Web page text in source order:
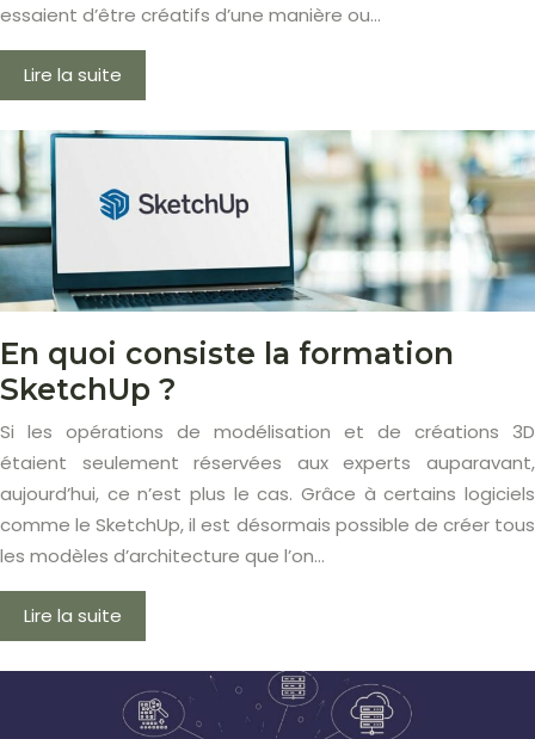
essaient d’être créatifs d’une manière ou…
Lire la suite
En quoi consiste la formation
SketchUp ?
Si les opérations de modélisation et de créations 3D
étaient seulement réservées aux experts auparavant,
aujourd’hui, ce n’est plus le cas. Grâce à certains logiciels
comme le SketchUp, il est désormais possible de créer tous
les modèles d’architecture que l’on…
Lire la suite